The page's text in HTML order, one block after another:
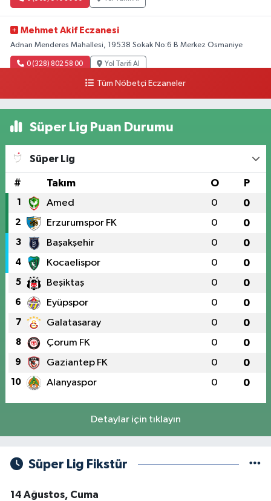
Mehmet Akif Eczanesi
Adnan Menderes Mahallesi, 19538 Sokak No:6 B Merkez Osmaniye
0 (328) 802 58 00 Yol Tarifi Al
Tüm Nöbetçi Eczaneler
Süper Lig Puan Durumu
Süper Lig
# Takım O P
1 Amed 0 0
2 Erzurumspor FK 0 0
3 Başakşehir 0 0
4 Kocaelispor 0 0
5 Beşiktaş 0 0
6 Eyüpspor 0 0
7 Galatasaray 0 0
8 Çorum FK 0 0
9 Gaziantep FK 0 0
10 Alanyaspor 0 0
Detaylar için tıklayın
Süper Lig Fikstür
14 Ağustos, Cuma